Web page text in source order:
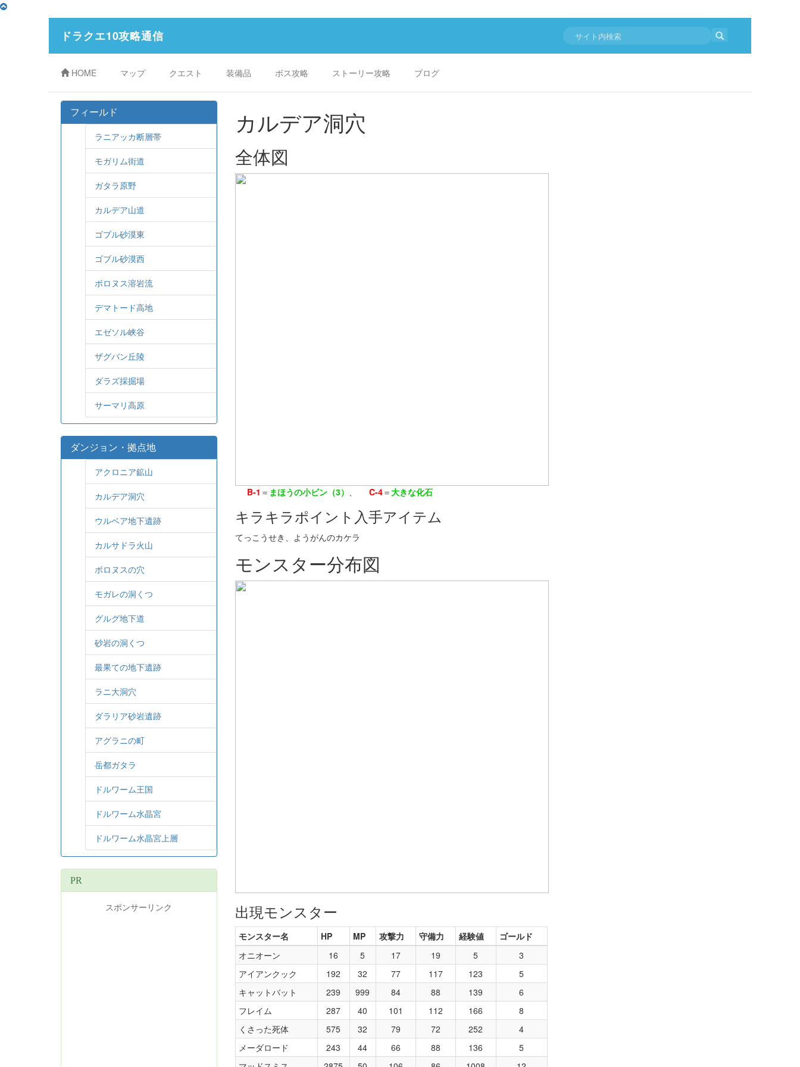
ドラクエ10攻略通信
HOME マップ クエスト 装備品 ボス攻略 ストーリー攻略 ブログ
カルデア洞穴
全体図
B-1 ＝ まほうの小ビン（3） 、 C-4＝大きな化石
キラキラポイント入手アイテム
てっこうせき、ようがんのカケラ
モンスター分布図
出現モンスター
モンスター名 HP MP 攻撃力 守備力 経験値
ゴールド
オニオーン
16 5 17 19 5
3
アイアンクック
192 32 77 117 123
5
キャットバット
239 999 84 88 139
6
フレイム
287 40 101 112 166
8
くさった死体
575 32 79 72 252
4
メーダロード
243 44 66 88 136
5
フィールド
ラニアッカ断層帯
モガリム街道
ガタラ原野
カルデア山道
ゴブル砂漠東
ゴブル砂漠西
ボロヌス溶岩流
デマトード高地
エゼソル峡谷
ザグバン丘陵
ダラズ採掘場
サーマリ高原
ダンジョン・拠点地
アクロニア鉱山
カルデア洞穴
ウルベア地下遺跡
カルサドラ火山
ボロヌスの穴
モガレの洞くつ
グルグ地下道
砂岩の洞くつ
最果ての地下遺跡
ラニ大洞穴
ダラリア砂岩遺跡
アグラニの町
岳都ガタラ
ドルワーム王国
ドルワーム水晶宮
ドルワーム水晶宮上層
PR
スポンサーリンク